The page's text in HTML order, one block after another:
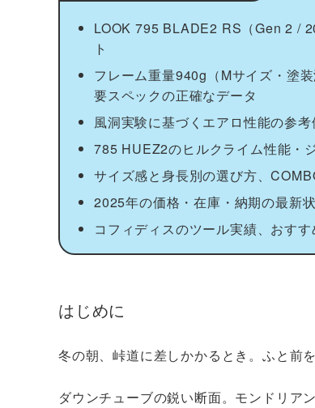
LOOK 795 BLADE2 RS（Gen 2 /
ト
フレーム重量940g（Mサイズ・塗
要スペックの正確なデータ
風洞実験に基づくエアロ性能の参
785 HUEZ2のヒルクライム性能・
サイズ感と身長別の選び方、
2025年の価格・在庫・納期の最新
コフィディスのツール実績、おす
はじめに
冬の朝、峠道に差しかかるとき。ふと前
ダウンチューブの鋭い断面。モンドリア